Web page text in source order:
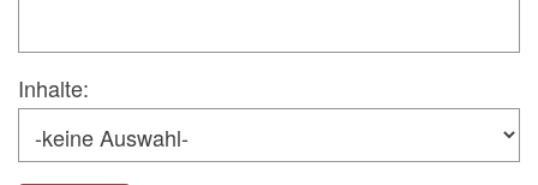
Inhalte: